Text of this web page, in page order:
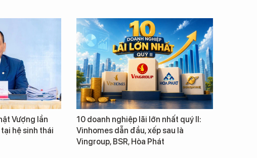
Vượng lần
hệ sinh thái
10 doanh nghiệp lãi lớn nhất quý II:
Vinhomes dẫn đầu, xếp sau là
Vingroup, BSR, Hòa Phát